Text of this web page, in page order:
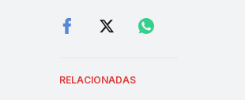
RELACIONADAS